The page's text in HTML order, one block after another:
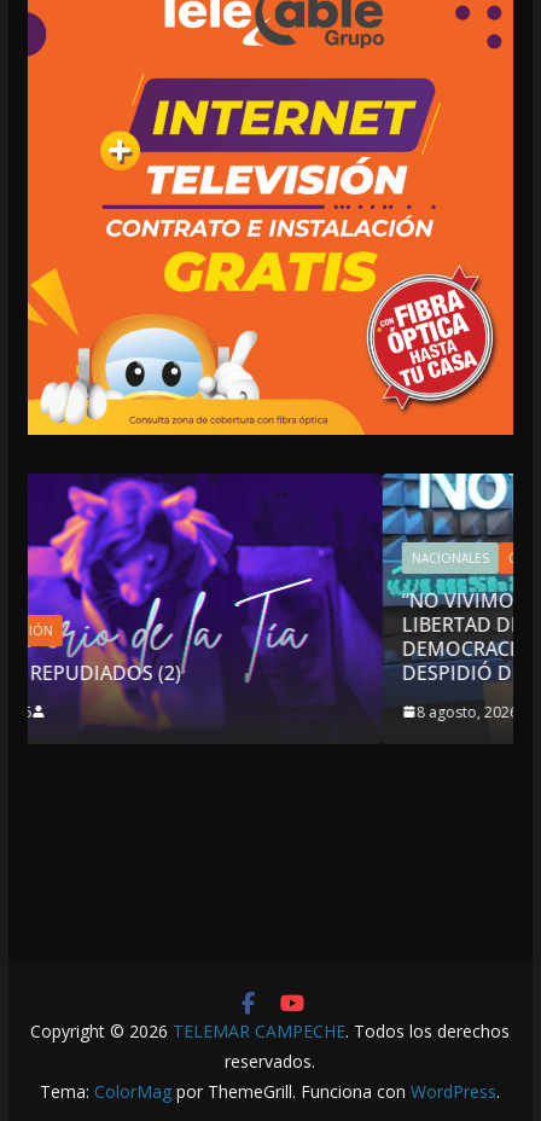
NACIONALES OPINIÓN
“NO VIVIMOS BUENOS TIEMPOS PARA LA
LIBERTAD DE EXPRESIÓN NI PARA LA
DEMOCRACIA EN MÉXICO”: LUIS CÁRDENAS; SE
DESPIDIÓ DE MVS
8 agosto, 2026
Copyright © 2026 TELEMAR CAMPECHE. Todos los derechos
reservados.
Tema: ColorMag por ThemeGrill. Funciona conWordPress.